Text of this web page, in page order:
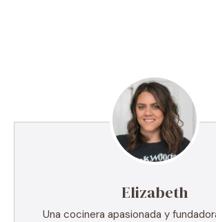
Elizabeth
Una cocinera apasionada y